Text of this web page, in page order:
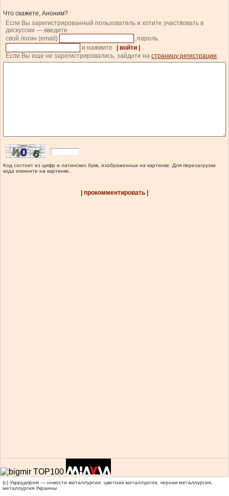
Что скажете, Аноним?
Если Вы зарегистрированный пользователь и хотите участвовать в
дискуссии — введите
свой логин (email)
, пароль
и нажмите
| войти |
.
Если Вы еще не зарегистрировались, зайдите на страницу регистрации.
Код состоит из цифр и латинских букв, изображенных на картинке. Для перезагрузки
кода кликните на картинке.
| прокомментировать |
(c) Укррудпром — новости металлургии: цветная металлургия, черная металлургия,
металлургия Украины